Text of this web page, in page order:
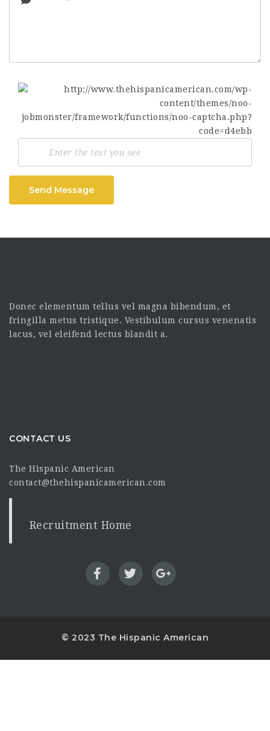
Send Message
Donec elementum tellus vel magna bibendum, et
fringilla metus tristique. Vestibulum cursus venenatis
lacus, vel eleifend lectus blandit a.
CONTACT US
The Hispanic American
contact@thehispanicamerican.com
Recruitment Home
© 2023 The Hispanic American